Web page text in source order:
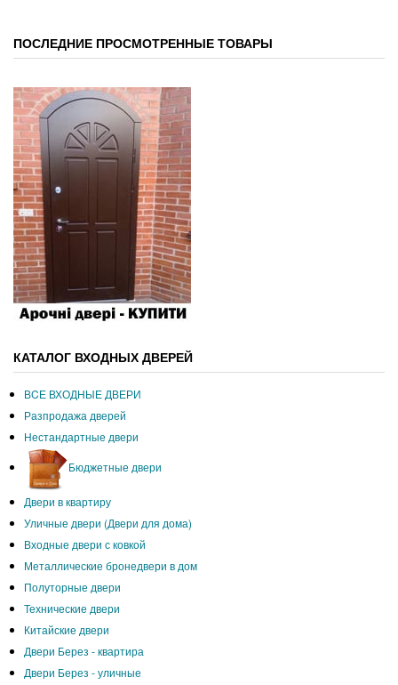
ПОСЛЕДНИЕ ПРОСМОТРЕННЫЕ ТОВАРЫ
КАТАЛОГ ВХОДНЫХ ДВЕРЕЙ
ВCЕ ВХОДНЫЕ ДВЕРИ
Разпродажа дверей
Нестандартные двери
Бюджетные двери
Двери в квартиру
Уличные двери (Двери для дома)
Входные двери с ковкой
Металлические бронедвери в дом
Полуторные двери
Технические двери
Китайские двери
Двери Берез - квартира
Двери Берез - уличные